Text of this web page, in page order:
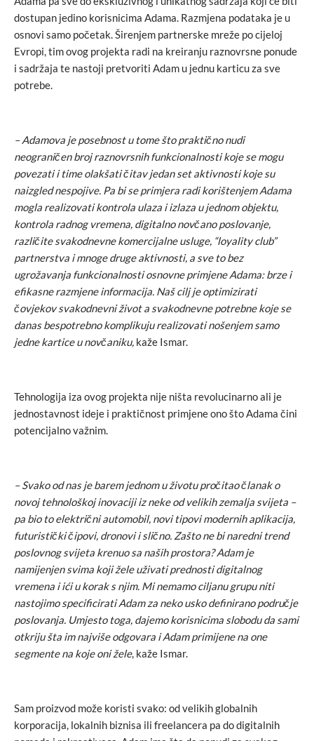
dostupan jedino korisnicima Adama. Razmjena podataka je u
osnovi samo početak. Širenjem partnerske mreže po cijeloj
Evropi, tim ovog projekta radi na kreiranju raznovrsne ponude
i sadržaja te nastoji pretvoriti Adam u jednu karticu za sve
potrebe.
– Adamova je posebnost u tome što praktično nudi
neograničen broj raznovrsnih funkcionalnosti koje se mogu
povezati i time olakšati čitav jedan set aktivnosti koje su
naizgled nespojive. Pa bi se primjera radi korištenjem Adama
mogla realizovati kontrola ulaza i izlaza u jednom objektu,
kontrola radnog vremena, digitalno novčano poslovanje,
različite svakodnevne komercijalne usluge, “loyality club”
partnerstva i mnoge druge aktivnosti, a sve to bez
ugrožavanja funkcionalnosti osnovne primjene Adama: brze i
efikasne razmjene informacija. Naš cilj je optimizirati
čovjekov svakodnevni život a svakodnevne potrebne koje se
danas bespotrebno komplikuju realizovati nošenjem samo
jedne kartice u novčaniku, kaže Ismar.
Tehnologija iza ovog projekta nije ništa revolucinarno ali je
jednostavnost ideje i praktičnost primjene ono što Adama čini
potencijalno važnim.
– Svako od nas je barem jednom u životu pročitao članak o
novoj tehnološkoj inovaciji iz neke od velikih zemalja svijeta –
pa bio to električni automobil, novi tipovi modernih aplikacija,
futuristički čipovi, dronovi i slično. Zašto ne bi naredni trend
poslovnog svijeta krenuo sa naših prostora? Adam je
namijenjen svima koji žele uživati prednosti digitalnog
vremena i ići u korak s njim. Mi nemamo ciljanu grupu niti
nastojimo specificirati Adam za neko usko definirano područje
poslovanja. Umjesto toga, dajemo korisnicima slobodu da sami
otkriju šta im najviše odgovara i Adam primijene na one
segmente na koje oni žele, kaže Ismar.
Sam proizvod može koristi svako: od velikih globalnih
korporacija, lokalnih biznisa ili freelancera pa do digitalnih